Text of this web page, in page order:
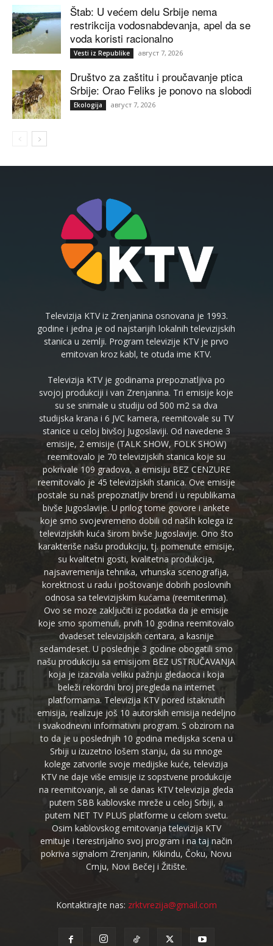
Štab: U većem delu Srbije nema
restrikcija vodosnabdevanja, apel da se
voda koristi racionalno
Vesti iz Republike август 7, 2026
Društvo za zaštitu i proučavanje ptica
Srbije: Orao Feliks je ponovo na slobodi
Ekologija август 7, 2026
Televizija KTV iz Zrenjanina osnovana je 1993.
godine i jedna je od najstarijih lokalnih televizijskih
stanica u zemlji. Program televizije KTV je prvo
emitovan kroz kabl, te otuda ime KTV.
Televizija KTV je godinama prepoznatljiva po
svojoj produkciji i van Zrenjanina. Tri emisije koje
su se snimale u studiju od 500 m2 sa dva
studijska krana i 6 JVC kamera, reemitovale su TV
stanice u celoj bivšoj Jugoslaviji. Od navedene 3
emisije, 2 emisije (TALK SHOW, FOLK SHOW)
reemitovalo je 70 televizijskih stanica koje su
pokrivale 109 gradova, a emisiju BEZ CENZURE
reemitovalo je 45 televizijskih stanica. Ove emisije
postale su naš prepoznatljiv brend i u republikama
bivše Jugoslavije. U prilog tome govore i ankete
koje smo svojevremeno dobili od naših kolega iz
televizijskih kuća širom bivše Jugoslavije. Ono što
karakteriše našu produkciju, tj. pomenute emisije,
su kvalitetni gosti, kvalitetna produkcija,
najsavremenija tehnika, vrhunska scenografija,
korektnost u radu i poštovanje dobrih poslovnih
odnosa sa televizijskim kućama (reemiterima).
Ovo se moze zaključiti iz podatka da je emisije
koje smo spomenuli, prvih 10 godina reemitovalo
dvadeset televizijskih centara, a kasnije
sedamdeset. U poslednje 3 godine obogatili smo
našu produkciju sa emisijom BEZ USTRUČAVANJA
koja je izazvala veliku pažnju gledaoca i koja
beleži rekordni broj pregleda na internet
platformama. Televizija KTV pored istaknutih
emisija, realizuje još 10 autorskih emisija nedeljno
i svakodnevni informativni program. S obzirom na
to da je u poslednjih 10 godina medijska scena u
Srbiji u izuzetno lošem stanju, da su mnoge
kolege zatvorile svoje medijske kuće, televizija
KTV ne daje više emisije iz sopstvene produkcije
na reemitovanje, ali se danas KTV televizija gleda
putem SBB kablovske mreže u celoj Srbiji, a
putem NET TV PLUS platforme u celom svetu.
Osim kablovskog emitovanja televizija KTV
emituje i terestrijalno svoj program i na taj način
pokriva signalom Zrenjanin, Kikindu, Čoku, Novu
Crnju, Novi Bečej i Žitište.
Kontaktirajte nas: zrktvrezija@gmail.com